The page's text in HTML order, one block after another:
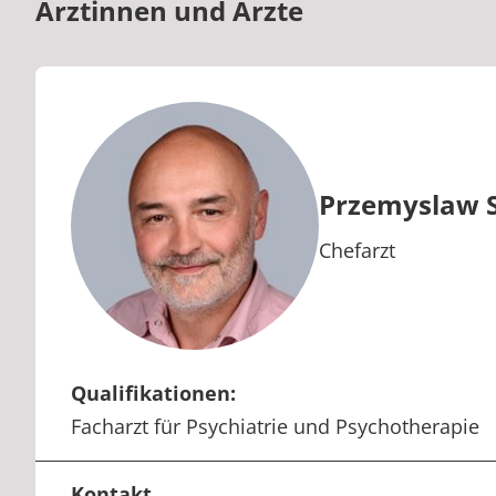
Ärztinnen und Ärzte
Przemyslaw
Berufstitel:
Chefarzt
Qualifikationen:
Facharzt für Psychiatrie und Psychotherapie